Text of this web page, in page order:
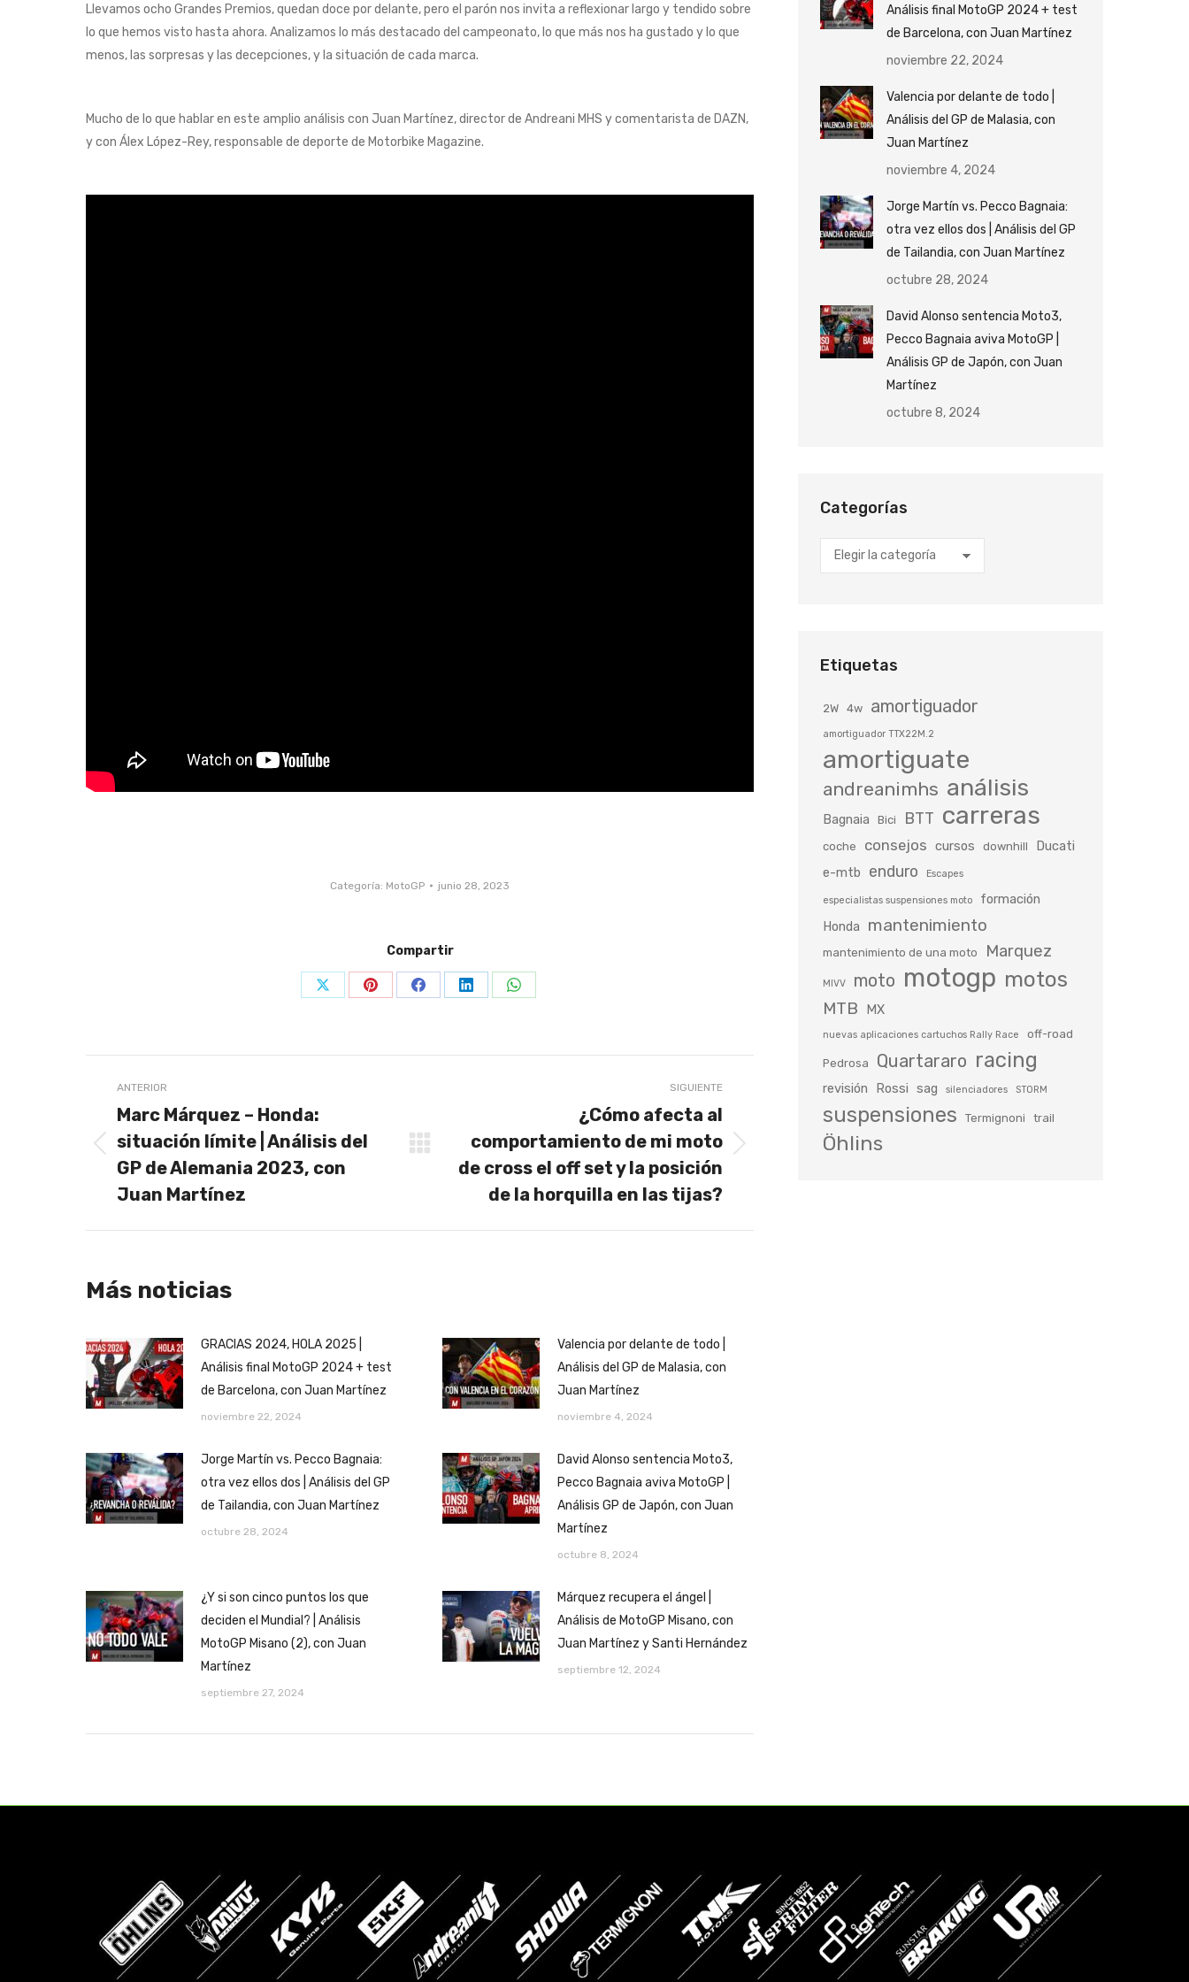
Llevamos ocho Grandes Premios, quedan doce por delante, pero el parón nos invita a reflexionar largo y tendido sobre
lo que hemos visto hasta ahora. Analizamos lo más destacado del campeonato, lo que más nos ha gustado y lo que
menos, las sorpresas y las decepciones, y la situación de cada marca.
Mucho de lo que hablar en este amplio análisis con Juan Martínez, director de Andreani MHS y comentarista de DAZN,
y con Álex López-Rey, responsable de deporte de Motorbike Magazine.
Categoría: MotoGP junio 28, 2023
Compartir
Share Share Share Share Share
entre
publicaciones
ANTERIOR
anterior:
Marc Márquez – Honda:
situación límite | Análisis del
GP de Alemania 2023, con
Juan Martínez
SIGUIENTE
Publicación
siguiente:
¿Cómo afecta al
comportamiento de mi moto
de cross el off set y la posición
de la horquilla en las tijas?
Más noticias
GRACIAS 2024, HOLA 2025 |
Análisis final MotoGP 2024 + test
de Barcelona, con Juan Martínez
noviembre 22, 2024
Valencia por delante de todo |
Análisis del GP de Malasia, con
Juan Martínez
noviembre 4, 2024
Jorge Martín vs. Pecco Bagnaia:
otra vez ellos dos | Análisis del GP
de Tailandia, con Juan Martínez
octubre 28, 2024
David Alonso sentencia Moto3,
Pecco Bagnaia aviva MotoGP |
Análisis GP de Japón, con Juan
Martínez
octubre 8, 2024
¿Y si son cinco puntos los que
deciden el Mundial? | Análisis
MotoGP Misano (2), con Juan
Martínez
septiembre 27, 2024
Márquez recupera el ángel |
Análisis de MotoGP Misano, con
Juan Martínez y Santi Hernández
septiembre 12, 2024
Análisis final MotoGP 2024 + test
de Barcelona, con Juan Martínez
noviembre 22, 2024
Valencia por delante de todo |
Análisis del GP de Malasia, con
Juan Martínez
noviembre 4, 2024
Jorge Martín vs. Pecco Bagnaia:
otra vez ellos dos | Análisis del GP
de Tailandia, con Juan Martínez
octubre 28, 2024
David Alonso sentencia Moto3,
Pecco Bagnaia aviva MotoGP |
Análisis GP de Japón, con Juan
Martínez
octubre 8, 2024
Categorías
Categorías
Etiquetas
2W 4w amortiguador
amortiguador TTX22M.2
amortiguate
andreanimhs análisis
Bagnaia Bici BTT carreras
coche consejos cursos downhill
Ducati
e-mtb
enduro Escapes
especialistas suspensiones moto
formación
Honda
mantenimiento
mantenimiento de una moto Marquez
MIVV moto motogp motos
MTB MX
nuevas aplicaciones cartuchos Rally Race off-road
Pedrosa Quartararo racing
revisión Rossi sag silenciadores STORM
suspensiones Termignoni trail
Öhlins